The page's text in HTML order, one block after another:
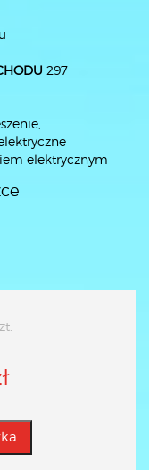
297
elektrycznym